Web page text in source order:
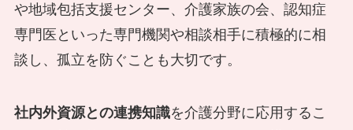
や地域包括支援センター、介護家族の会、認知症
専門医といった専門機関や相談相手に積極的に相
談し、孤立を防ぐことも大切です。
社内外資源との連携知識を介護分野に応用するこ